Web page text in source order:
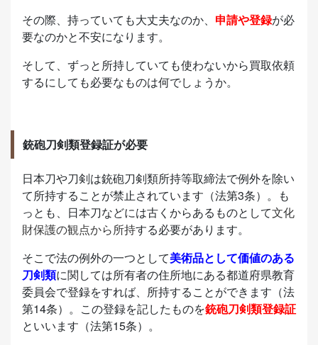
その際、持っていても大丈夫なのか、 申請や登録が必
要なのかと不安になります。
そして、ずっと所持していても使わないから買取依頼
するにしても必要なものは何でしょうか。
銃砲刀剣類登録証が必要
日本刀や刀剣は銃砲刀剣類所持等取締法で例外を除い
て所持することが禁止されています（法第3条）。も
っとも、日本刀などには古くからあるものとして文化
財保護の観点から所持する必要があります。
そこで法の例外の一つとして美術品として価値のある
刀剣類に関しては所有者の住所地にある都道府県教育
委員会で登録をすれば、所持することができます（法
第14条）。この登録を記したものを銃砲刀剣類登録証
といいます（法第15条）。